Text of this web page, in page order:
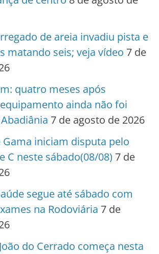
de areia invadiu pista e
matando seis; veja vídeo 7 de
quatro meses após
ainda não foi
7 de agosto de 2026
Gama iniciam disputa pelo
C neste sábado(08/08) 7 de
segue até sábado com
na Rodoviária 7 de
do Cerrado começa nesta